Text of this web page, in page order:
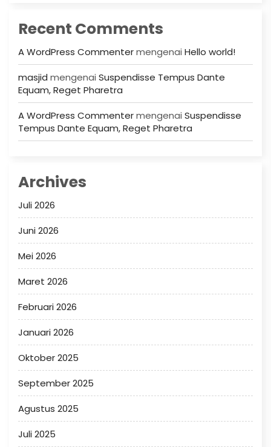
Recent Comments
A WordPress Commentermengenai Hello world!
masjid mengenai Suspendisse Tempus Dante
Equam, Reget Pharetra
A WordPress Commentermengenai Suspendisse
Tempus Dante Equam, Reget Pharetra
Archives
Juli 2026
Juni 2026
Mei 2026
Maret 2026
Februari 2026
Januari 2026
Oktober 2025
September 2025
Agustus 2025
Juli 2025